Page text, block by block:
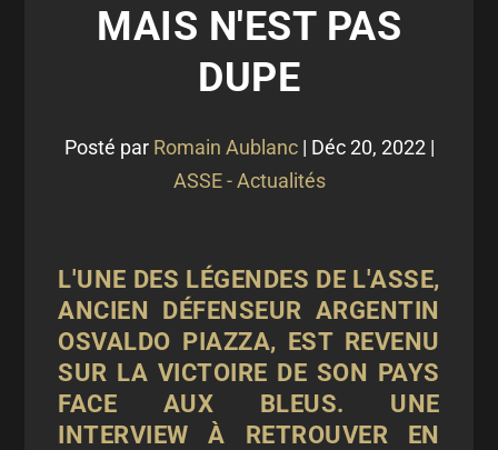
MAIS N'EST PAS
DUPE
Posté par Romain Aublanc| Déc 20, 2022|
ASSE - Actualités
L'UNE DES LÉGENDES DE L'ASSE,
ANCIEN DÉFENSEUR ARGENTIN
OSVALDO PIAZZA, EST REVENU
SUR LA VICTOIRE DE SON PAYS
FACE AUX BLEUS. UNE
INTERVIEW À RETROUVER EN